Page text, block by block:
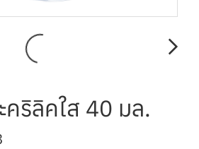
คริลิคใส 40 มล.